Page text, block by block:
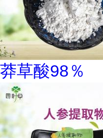
莽草酸98％